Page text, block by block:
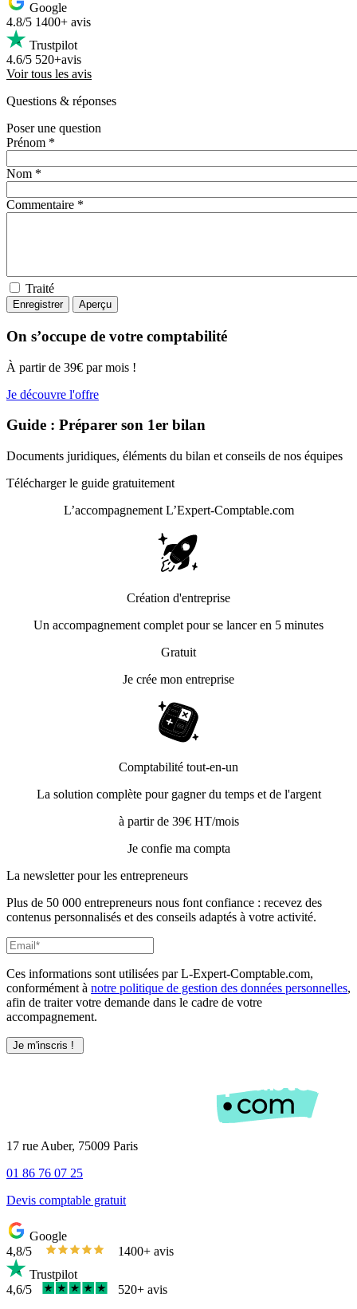
Google
4.8/5 1400+ avis
Trustpilot
4.6/5 520+avis
Voir tous les avis
Questions & réponses
Poser une question
Prénom *
Nom *
Commentaire *
Traité
On s’occupe de votre comptabilité
À partir de 39€ par mois !
Je découvre l'offre
Guide : Préparer son 1er bilan
Documents juridiques, éléments du bilan et conseils de nos équipes
Télécharger le guide gratuitement
L’accompagnement L’Expert-Comptable.com
Création d'entreprise
Un accompagnement complet pour se lancer en 5 minutes
Gratuit
Je crée mon entreprise
Comptabilité tout-en-un
La solution complète pour gagner du temps et de l'argent
à partir de 39€ HT/mois
Je confie ma compta
La newsletter pour les entrepreneurs
Plus de 50 000 entrepreneurs nous font confiance : recevez des
contenus personnalisés et des conseils adaptés à votre activité.
Ces informations sont utilisées par L-Expert-Comptable.com,
conformément à notre politique de gestion des données personnelles,
afin de traiter votre demande dans le cadre de votre
accompagnement.
17 rue Auber, 75009 Paris
01 86 76 07 25
Devis comptable gratuit
Google
4,8/5
1400+ avis
Trustpilot
4,6/5
520+ avis